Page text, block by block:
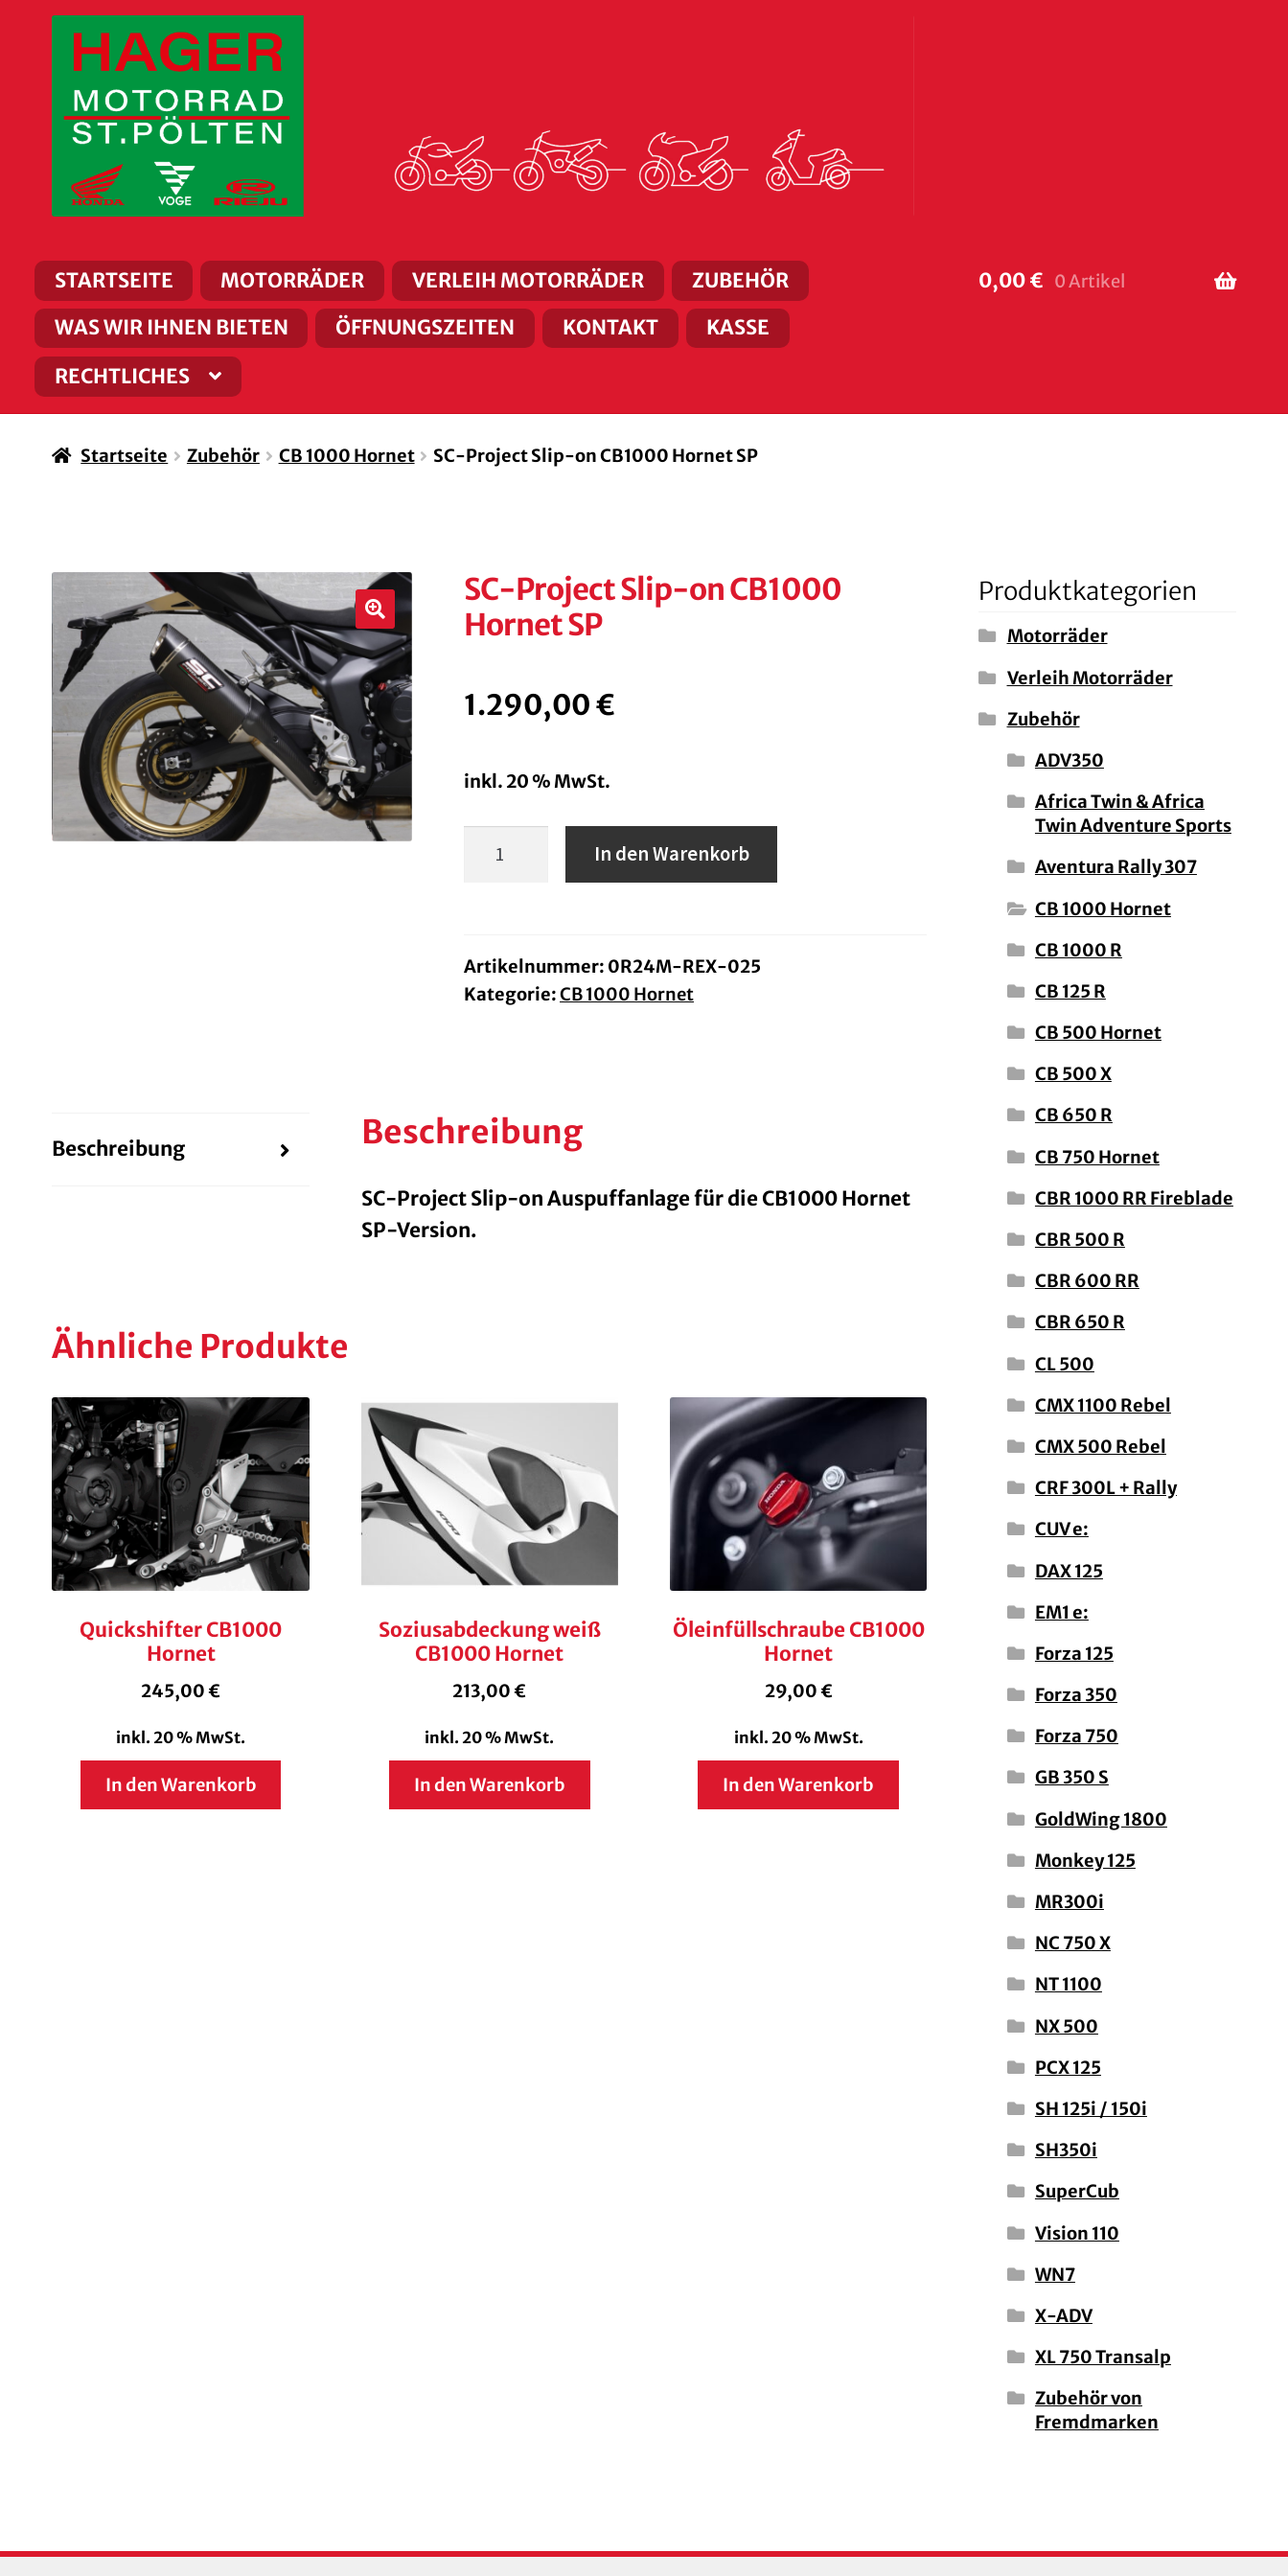
Zur
Navigation
springen
Zum
Inhalt
springen
STARTSEITE MOTORRÄDER VERLEIH MOTORRÄDER
ZUBEHÖR
WAS WIR IHNEN BIETEN
ÖFFNUNGSZEITEN KONTAKT
KASSE
RECHTLICHES
0,00€ 0 Artikel
Startseite Zubehör CB 1000 Hornet SC-Project Slip-on CB1000 Hornet SP
🔍
SC-Project Slip-on CB1000
Hornet SP
1.290,00€
inkl. 20 % MwSt.
CB1000
Hornet
In den Warenkorb
Artikelnummer: 0R24M-REX-025
Kategorie:CB 1000 Hornet
Beschreibung Beschreibung
SC-Project Slip-on Auspuffanlage für die CB1000 Hornet
SP-Version.
Ähnliche Produkte
Quickshifter CB1000
Hornet
245,00€
inkl. 20 % MwSt.
In den Warenkorb
Soziusabdeckung weiß
CB1000 Hornet
213,00€
inkl. 20 % MwSt.
In den Warenkorb
Öleinfüllschraube CB1000
Hornet
29,00€
inkl. 20 % MwSt.
In den Warenkorb
Produktkategorien
Motorräder
Verleih Motorräder
Zubehör
ADV350
Africa Twin & Africa
Twin Adventure Sports
Aventura Rally 307
CB 1000 Hornet
CB 1000 R
CB 125 R
CB 500 Hornet
CB 500 X
CB 650 R
CB 750 Hornet
CBR 1000 RR Fireblade
CBR 500 R
CBR 600 RR
CBR 650 R
CL 500
CMX 1100 Rebel
CMX 500 Rebel
CRF 300L + Rally
CUV e:
DAX 125
EM1 e:
Forza 125
Forza 350
Forza 750
GB 350 S
GoldWing 1800
Monkey 125
MR300i
NC 750 X
NT 1100
NX 500
PCX 125
SH 125i / 150i
SH350i
SuperCub
Vision 110
WN7
X-ADV
XL 750 Transalp
Zubehör von
Fremdmarken